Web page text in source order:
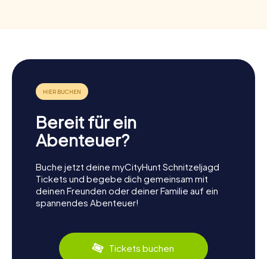
Bereit für ein
Abenteuer?
Buche jetzt deine myCityHunt Schnitzeljagd
Tickets und begebe dich gemeinsam mit
deinen Freunden oder deiner Familie auf ein
spannendes Abenteuer!
Tickets buchen